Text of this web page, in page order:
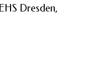
Dresden,